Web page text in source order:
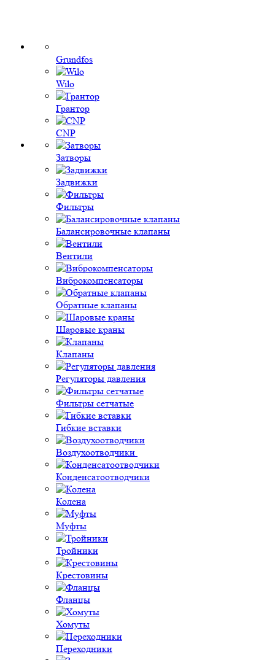
Grundfos
Wilo
Грантор
CNP
Затворы
Задвижки
Фильтры
Балансировочные клапаны
Вентили
Виброкомпенсаторы
Обратные клапаны
Шаровые краны
Клапаны
Регуляторы давления
Фильтры сетчатые
Гибкие вставки
Воздухоотводчики
Конденсатоотводчики
Колена
Муфты
Тройники
Крестовины
Фланцы
Хомуты
Переходники